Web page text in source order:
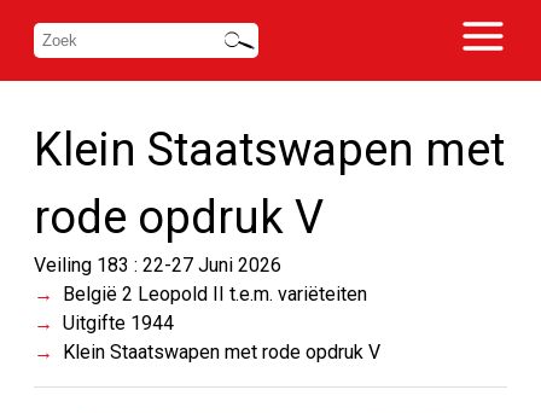
Klein Staatswapen met
rode opdruk V
Veiling 183 : 22-27 Juni 2026
België 2 Leopold II t.e.m. variëteiten
Uitgifte 1944
Klein Staatswapen met rode opdruk V